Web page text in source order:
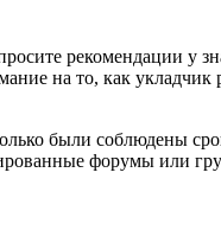
рекомендации
на то, как
были соблюдены
форумы или